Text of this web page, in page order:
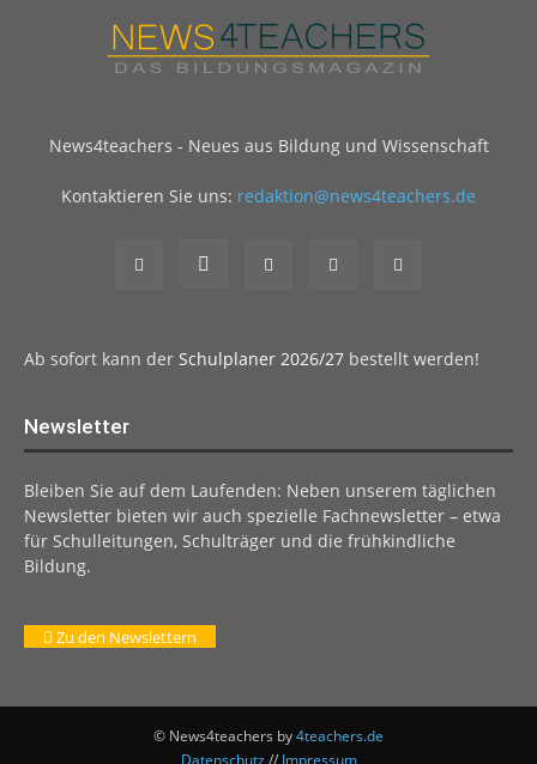
News4teachers - Neues aus Bildung und Wissenschaft
Kontaktieren Sie uns: redaktion@news4teachers.de
Ab sofort kann der Schulplaner 2026/27 bestellt werden!
Newsletter
Bleiben Sie auf dem Laufenden: Neben unserem täglichen
Newsletter bieten wir auch spezielle Fachnewsletter – etwa
für Schulleitungen, Schulträger und die frühkindliche
Bildung.
Zu den Newslettern
© News4teachers by4teachers.de
Datenschutz // Impressum